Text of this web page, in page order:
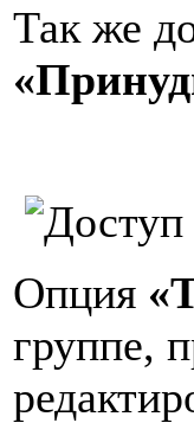
Так же
Опция
группе,